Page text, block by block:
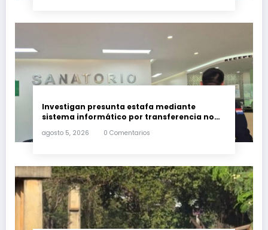
Investigan presunta estafa mediante
sistema informático por transferencia no
agosto 5, 2026 0 Comentarios